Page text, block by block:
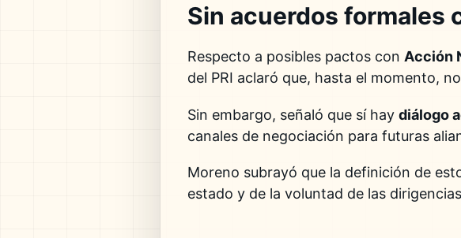
Sin acuerdos formales
Respecto a posibles pactos con Acción
del PRI aclaró que, hasta el momento,
Sin embargo, señaló que sí hay diálogo
canales de negociación para futuras
Moreno subrayó que la definición de
estado y de la voluntad de las